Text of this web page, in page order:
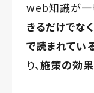
web知識が一
きるだけでなく
で読まれてい
り、施策の効